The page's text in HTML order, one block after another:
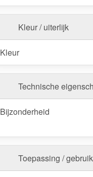
Kleur / uiterlijk
Kleur
Technische
Bijzonderheid
Toepassing / gebruik